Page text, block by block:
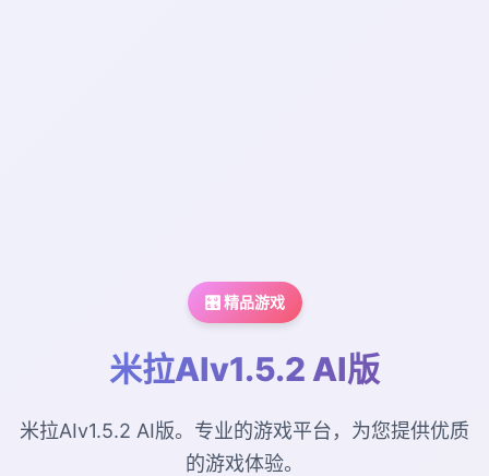
🎛️ 精品游戏
米拉AIv1.5.2 AI版
米拉AIv1.5.2 AI版。专业的游戏平台，为您提供优质
的游戏体验。